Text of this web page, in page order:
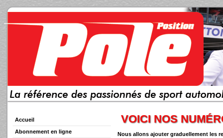
Accueil
Abonnement en ligne
VOICI NOS
Nous allons ajouter graduellement les